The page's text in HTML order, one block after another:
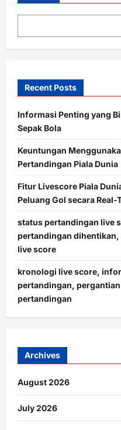
o
Recent Posts
Informasi Penting yang
Sepak Bola
Keuntungan
Pertandingan Piala Dunia
Fitur Livescore Piala
Peluang Gol secara Real-
status pertandingan live
pertandingan
live score
kronologi live score,
pertandingan,
pertandingan
Archives
August 2026
July 2026